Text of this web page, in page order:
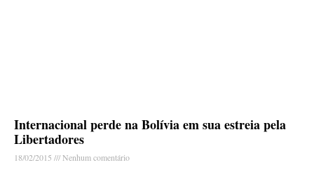
Internacional perde na Bolívia em sua estreia pela
Libertadores
18/02/2015 Nenhum comentário